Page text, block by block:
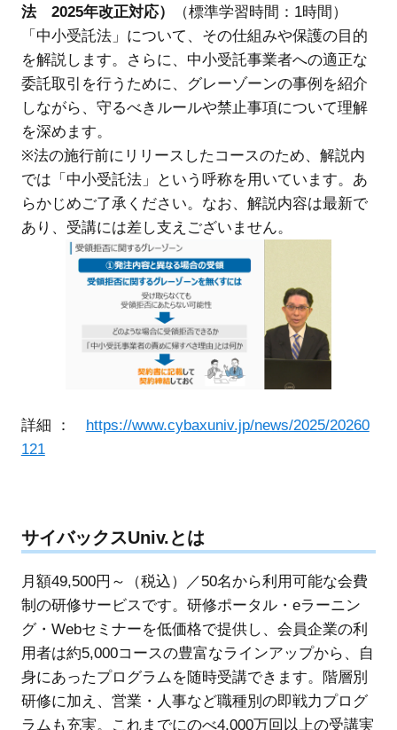
法 2025年改正対応）
（標準学習時間：1時間）
「中小受託法」について、その仕組みや保護の目的
を解説します。さらに、中小受託事業者への適正な
委託取引を行うために、グレーゾーンの事例を紹介
しながら、守るべきルールや禁止事項について理解
を深めます。
※法の施行前にリリースしたコースのため、解説内
では「中小受託法」という呼称を用いています。あ
らかじめご了承ください。なお、解説内容は最新で
あり、受講には差し支えございません。
詳細 ： https://www.cybaxuniv.jp/news/2025/20260
121
サイバックスUniv.とは
月額49,500円～（税込）／50名から利用可能な会費
制の研修サービスです。研修ポータル・eラーニン
グ・Webセミナーを低価格で提供し、会員企業の利
用者は約5,000コースの豊富なラインアップから、自
身にあったプログラムを随時受講できます。階層別
研修に加え、営業・人事など職種別の即戦力プログ
ラムも充実。これまでにのべ4,000万回以上の受講実